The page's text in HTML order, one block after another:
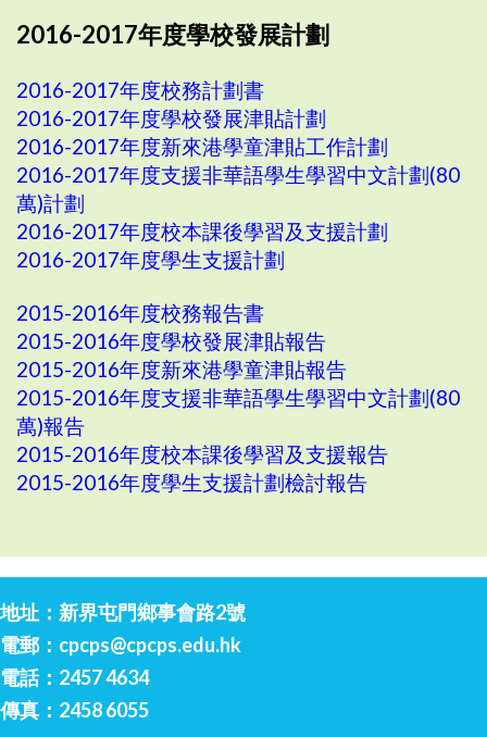
2016-2017年度學校發展計劃
2016-2017年度校務計劃書
2016-2017年度學校發展津貼計劃
2016-2017年度新來港學童津貼工作計劃
2016-2017年度支援非華語學生學習中文計劃(80
萬)計劃
2016-2017年度校本課後學習及支援計劃
2016-2017年度學生支援計劃
2015-2016年度校務報告書
2015-2016年度學校發展津貼報告
2015-2016年度新來港學童津貼報告
2015-2016年度支援非華語學生學習中文計劃(80
萬)報告
2015-2016年度校本課後學習及支援報告
2015-2016年度學生支援計劃檢討報告
地址：新界屯門鄉事會路2號
電郵： cpcps@cpcps.edu.hk
電話：2457 4634
傳真：2458 6055